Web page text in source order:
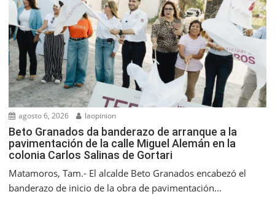
agosto 6, 2026 laopinion
Beto Granados da banderazo de arranque a la
pavimentación de la calle Miguel Alemán en la
colonia Carlos Salinas de Gortari
Matamoros, Tam.- El alcalde Beto Granados encabezó el
banderazo de inicio de la obra de pavimentación...